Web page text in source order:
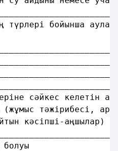
түрлерi бойынша аулау
сәйкес келетiн
тәжiрибесi,
кәсiпшi-аңшылар)